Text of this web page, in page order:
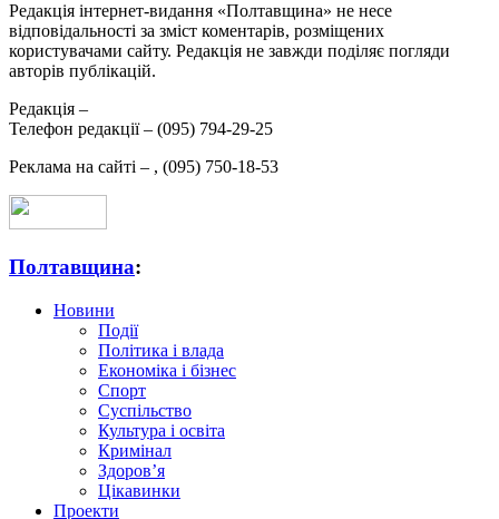
Редакція інтернет-видання «Полтавщина» не несе
відповідальності за зміст коментарів, розміщених
користувачами сайту. Редакція не завжди поділяє погляди
авторів публікацій.
Редакція –
Телефон редакції – (095) 794-29-25
Реклама на сайті – , (095) 750-18-53
Полтавщина:
Новини
Події
Політика і влада
Економіка і бізнес
Спорт
Суспільство
Культура і освіта
Кримінал
Здоров’я
Цікавинки
Проекти